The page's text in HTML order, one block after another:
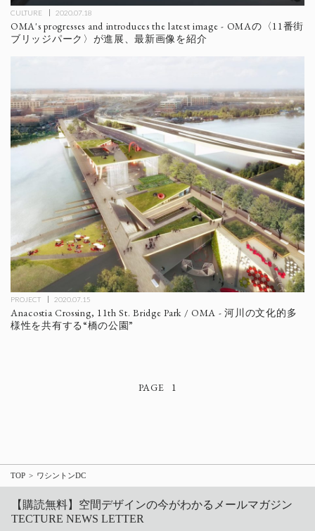
CULTURE 2020.07.18
OMA's progresses and introduces the latest image - OMAの〈11番街
ブリッジパーク〉が進展、最新画像を紹介
PROJECT 2020.07.15
Anacostia Crossing, 11th St. Bridge Park / OMA - 河川の文化的多
様性を共有する“橋の公園”
1
TOP ワシントンDC
【購読無料】空間デザインの今がわかるメールマガジン
TECTURE NEWS LETTER